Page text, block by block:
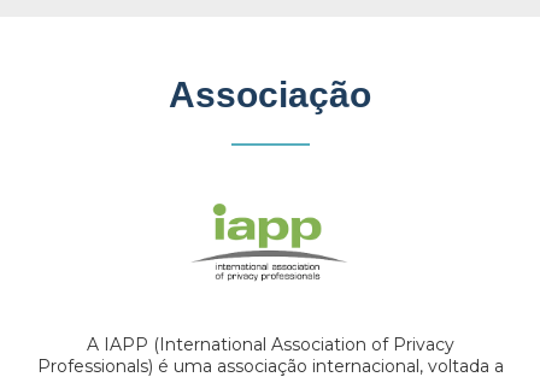
Associação
A IAPP (International Association of Privacy
Professionals) é uma associação internacional, voltada a